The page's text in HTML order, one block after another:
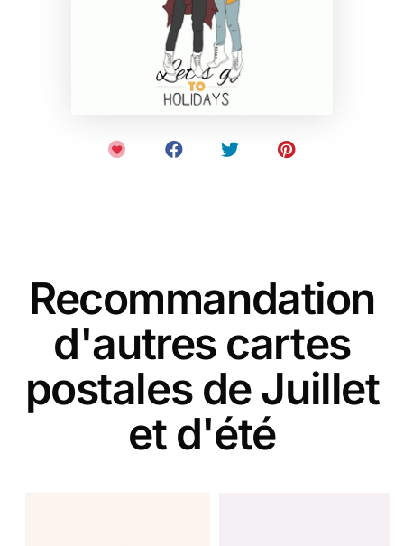
Recommandation
d'autres cartes
postales de Juillet
et d'été